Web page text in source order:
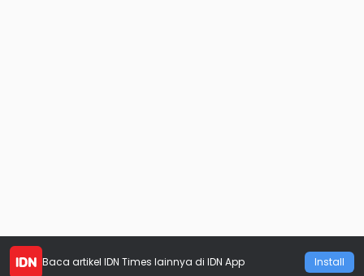
Baca artikel IDN Times lainnya di IDN App Install